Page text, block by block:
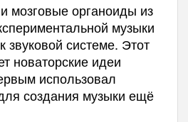
мозговые органоиды из
музыки
звуковой системе. Этот
новаторские идеи
использовал
создания музыки ещё